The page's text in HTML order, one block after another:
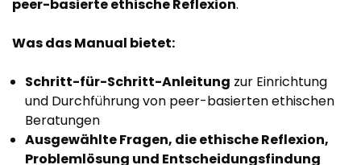
peer-basierte ethische Reflexion.
Was das Manual bietet:
Schritt-für-Schritt-Anleitung zur Einrichtung
und Durchführung von peer-basierten ethischen
Beratungen
Ausgewählte Fragen, die ethische Reflexion,
Problemlösung und Entscheidungsfindung